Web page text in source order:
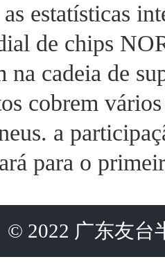
estatísticas
de chips
na cadeia de
cobrem
a
para o
© 2022 广东友台